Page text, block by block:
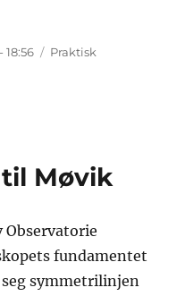
18:56 Kategorier
Praktisk
Møvik
Observatorie
fundamentet
seg symmetrilinjen